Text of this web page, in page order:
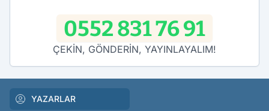
0552 831 76 91
ÇEKİN, GÖNDERİN, YAYINLAYALIM!
YAZARLAR